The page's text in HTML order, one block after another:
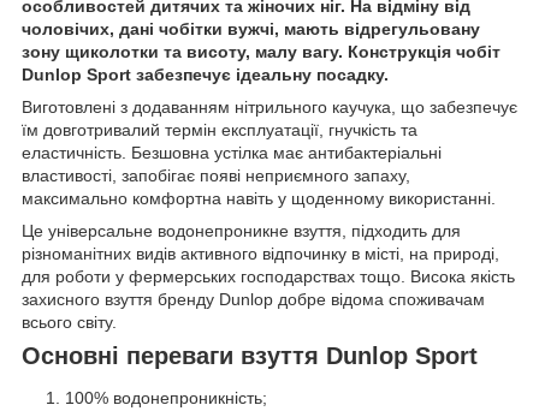
особливостей дитячих та жіночих ніг. На відміну від
чоловічих, дані чобітки вужчі, мають відрегульовану
зону щиколотки та висоту, малу вагу. Конструкція чобіт
Dunlop Sport забезпечує ідеальну посадку.
Виготовлені з додаванням нітрильного каучука, що забезпечує
їм довготривалий термін експлуатації, гнучкість та
еластичність. Безшовна устілка має антибактеріальні
властивості, запобігає появі неприємного запаху,
максимально комфортна навіть у щоденному використанні.
Це універсальне водонепроникне взуття, підходить для
різноманітних видів активного відпочинку в місті, на природі,
для роботи у фермерських господарствах тощо. Висока якість
захисного взуття бренду Dunlop добре відома споживачам
всього світу.
Основні переваги взуття Dunlop Sport
100% водонепроникність;